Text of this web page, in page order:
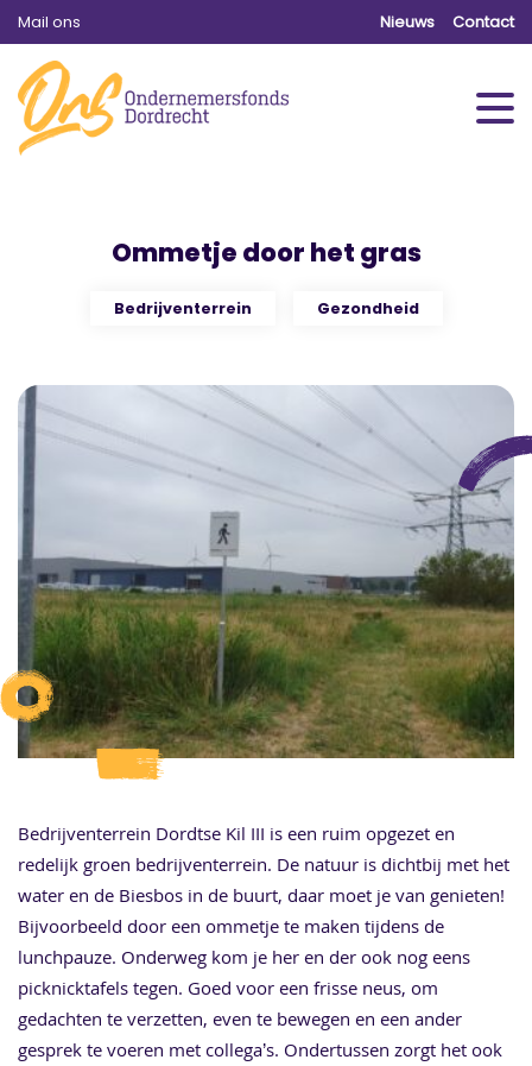
Mail ons Nieuws Contact
Ommetje door het gras
Bedrijventerrein Gezondheid
Bedrijventerrein Dordtse Kil III is een ruim opgezet en
redelijk groen bedrijventerrein. De natuur is dichtbij met het
water en de Biesbos in de buurt, daar moet je van genieten!
Bijvoorbeeld door een ommetje te maken tijdens de
lunchpauze. Onderweg kom je her en der ook nog eens
picknicktafels tegen. Goed voor een frisse neus, om
gedachten te verzetten, even te bewegen en een ander
gesprek te voeren met collega’s. Ondertussen zorgt het ook